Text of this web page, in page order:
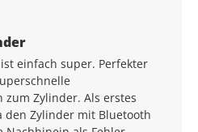
von 5 von 5 Sternen
einfach super. Perfekter
Zylinder. Als erstes
den Zylinder mit Bluetooth